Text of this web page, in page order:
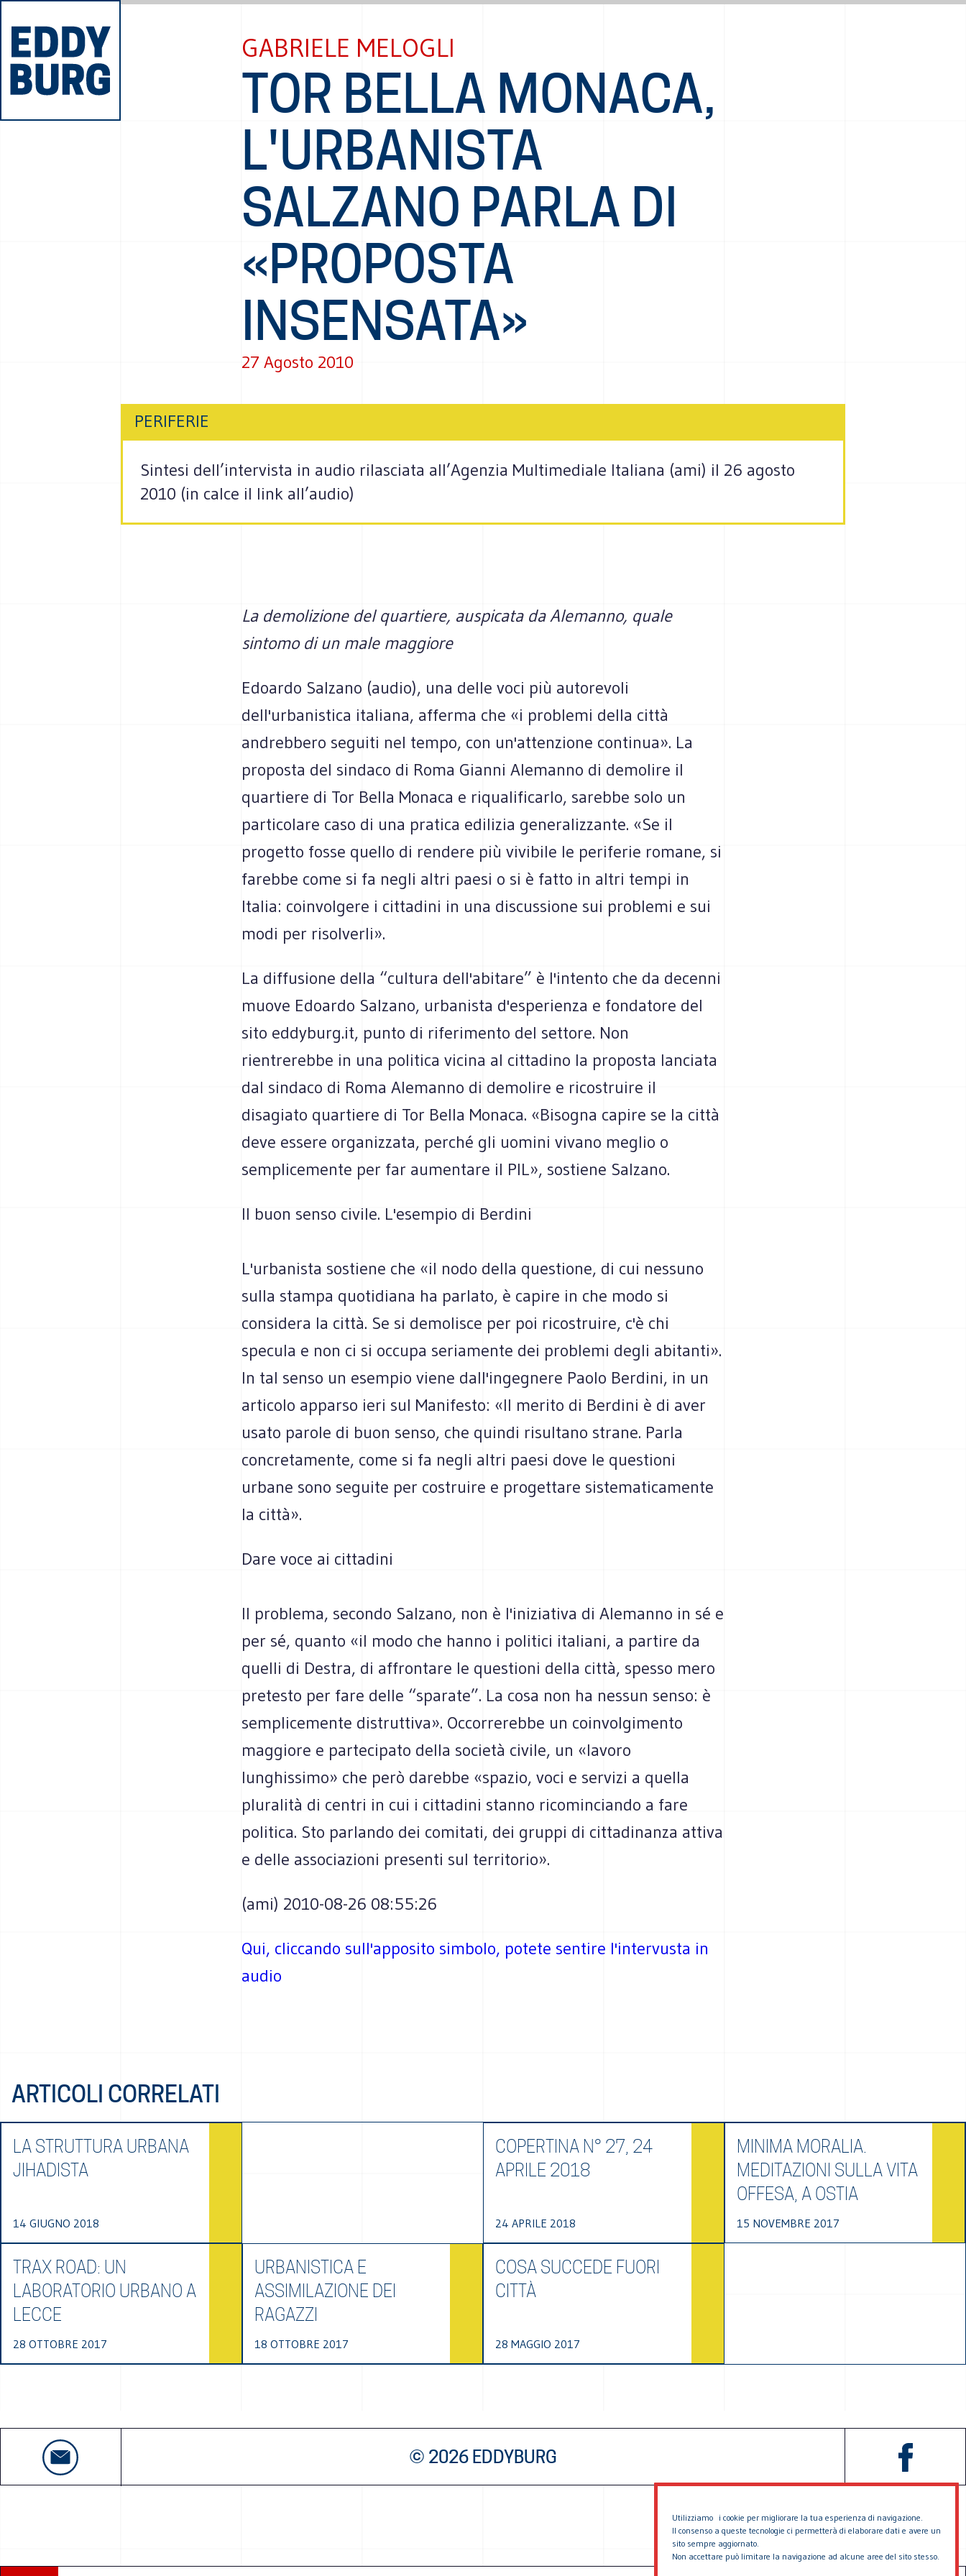
Utilizziamo i cookie per migliorare la tua esperienza di navigazione.
Il consenso a queste tecnologie ci permetterà di elaborare dati e avere un
sito sempre aggiornato.
Non accettare può limitare la navigazione ad alcune aree del sito stesso.
GABRIELE MELOGLI
TOR BELLA MONACA,
L'URBANISTA
SALZANO PARLA DI
«PROPOSTA
INSENSATA»
27 Agosto 2010
PERIFERIE
Sintesi dell’intervista in audio rilasciata all’Agenzia Multimediale Italiana (ami) il 26 agosto
2010 (in calce il link all’audio)
La demolizione del quartiere, auspicata da Alemanno, quale
sintomo di un male maggiore
Edoardo Salzano (audio), una delle voci più autorevoli
dell'urbanistica italiana, afferma che «i problemi della città
andrebbero seguiti nel tempo, con un'attenzione continua». La
proposta del sindaco di Roma Gianni Alemanno di demolire il
quartiere di Tor Bella Monaca e riqualificarlo, sarebbe solo un
particolare caso di una pratica edilizia generalizzante. «Se il
progetto fosse quello di rendere più vivibile le periferie romane, si
farebbe come si fa negli altri paesi o si è fatto in altri tempi in
Italia: coinvolgere i cittadini in una discussione sui problemi e sui
modi per risolverli».
La diffusione della “cultura dell'abitare” è l'intento che da decenni
muove Edoardo Salzano, urbanista d'esperienza e fondatore del
sito eddyburg.it, punto di riferimento del settore. Non
rientrerebbe in una politica vicina al cittadino la proposta lanciata
dal sindaco di Roma Alemanno di demolire e ricostruire il
disagiato quartiere di Tor Bella Monaca. «Bisogna capire se la città
deve essere organizzata, perché gli uomini vivano meglio o
semplicemente per far aumentare il PIL», sostiene Salzano.
Il buon senso civile. L'esempio di Berdini
L'urbanista sostiene che «il nodo della questione, di cui nessuno
sulla stampa quotidiana ha parlato, è capire in che modo si
considera la città. Se si demolisce per poi ricostruire, c'è chi
specula e non ci si occupa seriamente dei problemi degli abitanti».
In tal senso un esempio viene dall'ingegnere Paolo Berdini, in un
articolo apparso ieri sul Manifesto: «Il merito di Berdini è di aver
usato parole di buon senso, che quindi risultano strane. Parla
concretamente, come si fa negli altri paesi dove le questioni
urbane sono seguite per costruire e progettare sistematicamente
la città».
Dare voce ai cittadini
Il problema, secondo Salzano, non è l'iniziativa di Alemanno in sé e
per sé, quanto «il modo che hanno i politici italiani, a partire da
quelli di Destra, di affrontare le questioni della città, spesso mero
pretesto per fare delle “sparate”. La cosa non ha nessun senso: è
semplicemente distruttiva». Occorrerebbe un coinvolgimento
maggiore e partecipato della società civile, un «lavoro
lunghissimo» che però darebbe «spazio, voci e servizi a quella
pluralità di centri in cui i cittadini stanno ricominciando a fare
politica. Sto parlando dei comitati, dei gruppi di cittadinanza attiva
e delle associazioni presenti sul territorio».
(ami) 2010-08-26 08:55:26
Qui, cliccando sull'apposito simbolo, potete sentire l'intervusta in
audio
ARTICOLI CORRELATI
LA STRUTTURA URBANA
JIHADISTA
14 GIUGNO 2018
COPERTINA N° 27, 24
APRILE 2018
24 APRILE 2018
MINIMA MORALIA.
MEDITAZIONI SULLA VITA
OFFESA, A OSTIA
15 NOVEMBRE 2017
TRAX ROAD: UN
LABORATORIO URBANO A
LECCE
28 OTTOBRE 2017
URBANISTICA E
ASSIMILAZIONE DEI
RAGAZZI
18 OTTOBRE 2017
COSA SUCCEDE FUORI
CITTÀ
28 MAGGIO 2017
© 2026 EDDYBURG